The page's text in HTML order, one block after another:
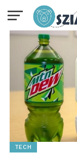
TECH